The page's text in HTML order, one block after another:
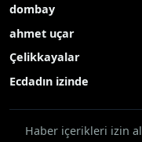
dombay
ahmet uçar
Çelikkayalar
Ecdadın izinde
Haber içerikleri izin